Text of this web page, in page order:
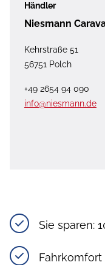
Händler
Niesmann
Kehrstraße 51
56751 Polch
+49 2654 94 090
info@niesmann.de
Sie sparen:
Fahrkomfort